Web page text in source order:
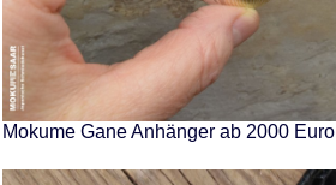
Mokume Gane Anhänger ab 2000 Euro